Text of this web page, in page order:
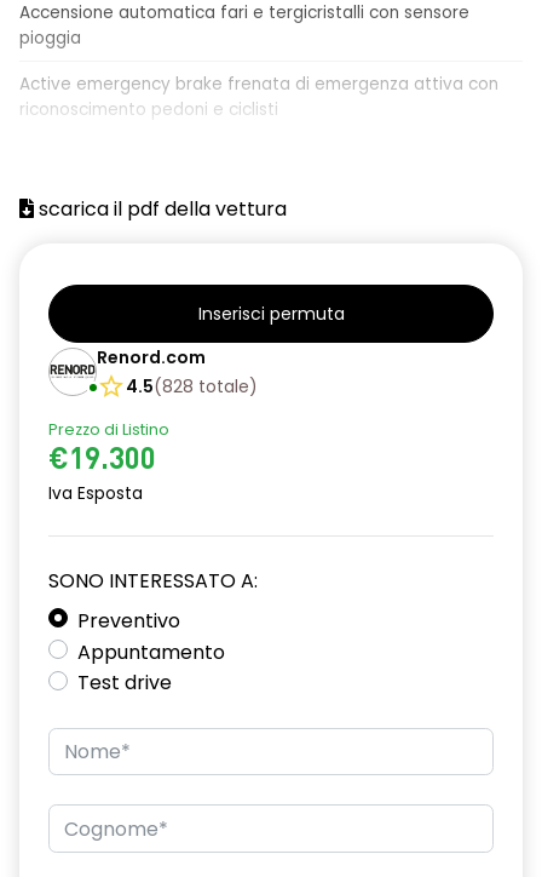
Accensione automatica fari e tergicristalli con sensore
pioggia
Active emergency brake frenata di emergenza attiva con
riconoscimento pedoni e ciclisti
Airbag laterali a tendina anteriori e posteriori
Alzacristalli elettrici posteriori
Barre tetto modulari nere
Bracciolo anteriore con vano portaoggetti
Cerchi da 16''
Cruise Control
Design cerchi in lega TAMIA neri con coprimozzo in rame
Distance warning avviso distanza di sicurezza
Eco Mode
Emergency call soggetto alla disponibilità di rete
compatibile 2G/3G o 4G/5G in base al veicolo
scarica il pdf della vettura
Inserisci permuta
Renord.com
4.5(828 totale)
Prezzo di Listino
€19.300
Iva Esposta
SONO INTERESSATO A:
Preventivo
Appuntamento
Test drive